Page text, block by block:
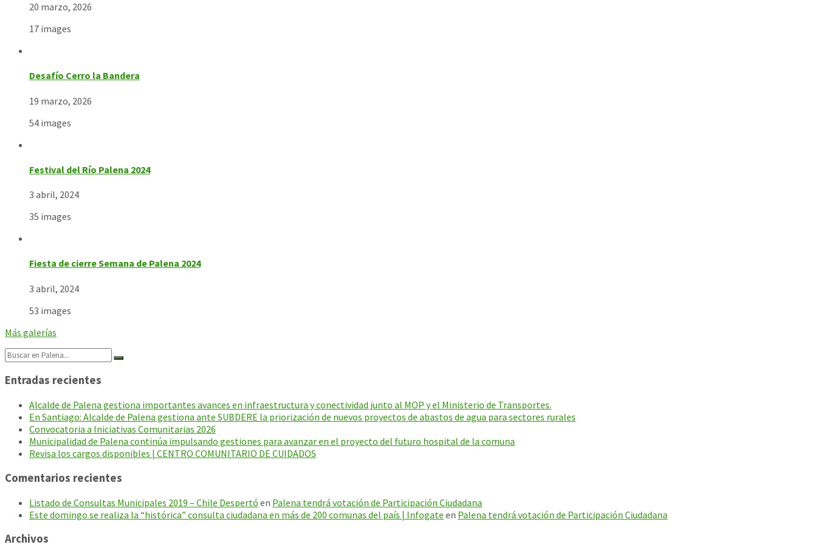
20 marzo, 2026
17 images
Desafío Cerro la Bandera
19 marzo, 2026
54 images
Festival del Río Palena 2024
3 abril, 2024
35 images
Fiesta de cierre Semana de Palena 2024
3 abril, 2024
53 images
Más galerías
Search:
Entradas recientes
Alcalde de Palena gestiona importantes avances en infraestructura y conectividad junto al MOP y el Ministerio de Transportes.
En Santiago: Alcalde de Palena gestiona ante SUBDERE la priorización de nuevos proyectos de abastos de agua para sectores rurales
Convocatoria a Iniciativas Comunitarias 2026
Municipalidad de Palena continúa impulsando gestiones para avanzar en el proyecto del futuro hospital de la comuna
Revisa los cargos disponibles | CENTRO COMUNITARIO DE CUIDADOS
Comentarios recientes
Listado de Consultas Municipales 2019 – Chile Despertó en Palena tendrá votación de Participación Ciudadana
Este domingo se realiza la “histórica” consulta ciudadana en más de 200 comunas del país | Infogate en Palena tendrá votación de Participación Ciudadana
Archivos